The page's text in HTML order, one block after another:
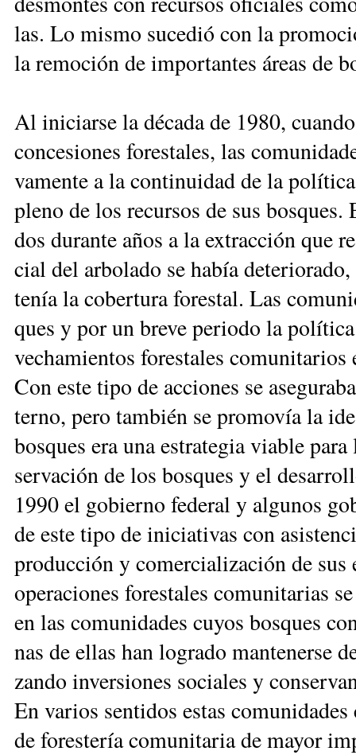
las. Lo mis­mo su­ce­dió con la
la re­mo­ción de im­por­tan­tes áreas de
Al ini­ciar­se la dé­ca­da de 1980,
con­ce­sio­nes fo­res­ta­les, las
va­men­te a la con­ti­nui­dad de la
ple­no de los re­cur­sos de sus
dos du­ran­te años a la ex­trac­ción que
cial del ar­bo­la­do se ha­bía
te­nía la co­ber­tu­ra fo­res­tal. Las
ques y por un bre­ve pe­rio­do la
ve­cha­mien­tos fo­res­ta­les co­mu­ni­ta­rios
Con es­te ti­po de ac­cio­nes se
ter­no, pe­ro tam­bién se pro­mo­vía la
bos­ques era una es­tra­te­gia via­ble
ser­va­ción de los bos­ques y el
1990 el go­bier­no fe­de­ral y al­gu­nos
de es­te ti­po de ini­cia­ti­vas con
pro­duc­ción y co­mer­cia­li­za­ción de
ope­ra­cio­nes fo­res­ta­les co­mu­ni­ta­rias
en las co­mu­ni­da­des cu­yos bos­ques
nas de ellas han lo­gra­do man­te­ner­se
zan­do in­ver­sio­nes so­cia­les y
En va­rios sen­ti­dos es­tas
de fo­res­te­ría co­mu­ni­ta­ria de ma­yor